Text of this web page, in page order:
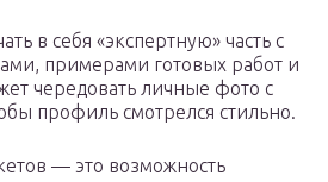
в себя «экспертную» часть с
примерами готовых работ и
чередовать личные фото с
профиль смотрелся стильно.
— это возможность